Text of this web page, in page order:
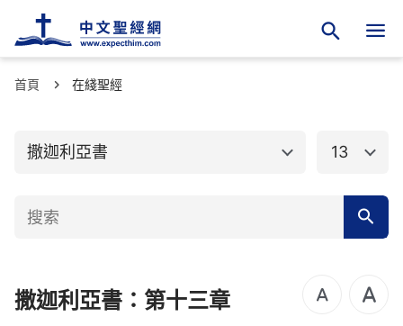
首頁 在綫聖經
撒迦利亞書
舊約聖經
創世記
申命記
撒母耳記上 撒母耳記下
13
撒迦利亞書：第十三章